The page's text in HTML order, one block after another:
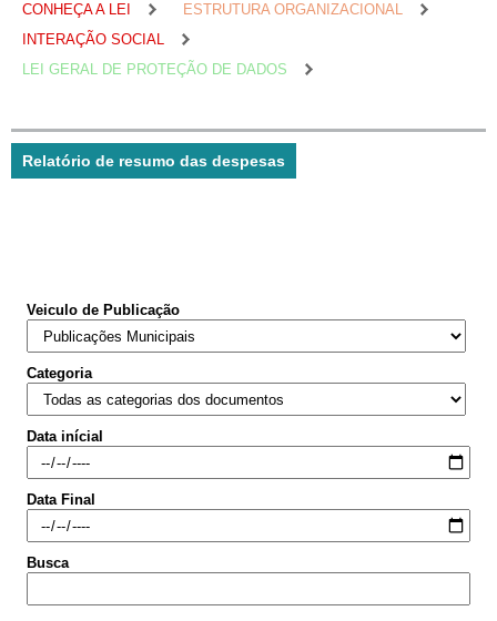
CONHEÇA A LEI
ESTRUTURA ORGANIZACIONAL
INTERAÇÃO SOCIAL
LEI GERAL DE PROTEÇÃO DE DADOS
Relatório de resumo das despesas
Veiculo de Publicação
Categoria
Data inícial
Data Final
Busca